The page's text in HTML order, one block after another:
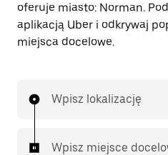
oferuje miasto: Norman.
aplikacją Uber i odkrywaj
miejsca docelowe.
Wpisz lokalizację
Wpisz miejsce